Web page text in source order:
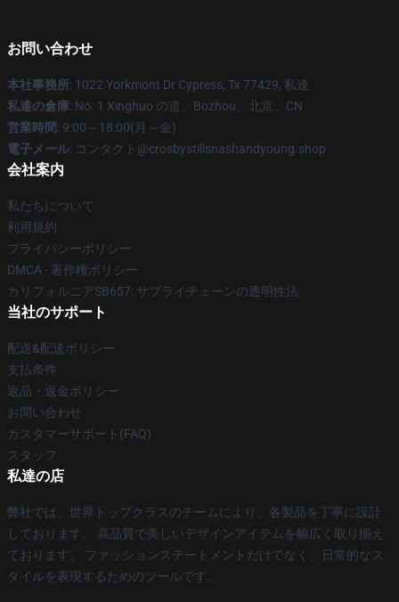
お問い合わせ
本社事務所: 1022 Yorkmont Dr Cypress, Tx 77429, 私達
私達の倉庫: No. 1 Xinghuo の道、Bozhou、北京、CN
営業時間: 9:00～18:00(月～金)
電子メール: コンタクト@crosbystillsnashandyoung.shop
会社案内
私たちについて
利用規約
プライバシーポリシー
DMCA - 著作権ポリシー
カリフォルニアSB657: サプライチェーンの透明性法
当社のサポート
配送&配送ポリシー
支払条件
返品・返金ポリシー
お問い合わせ
カスタマーサポート(FAQ)
スタッフ
私達の店
弊社では、世界トップクラスのチームにより、各製品を丁寧に設計
しております。 高品質で美しいデザインアイテムを幅広く取り揃え
ております。 ファッションステートメントだけでなく、日常的なス
タイルを表現するためのツールです。